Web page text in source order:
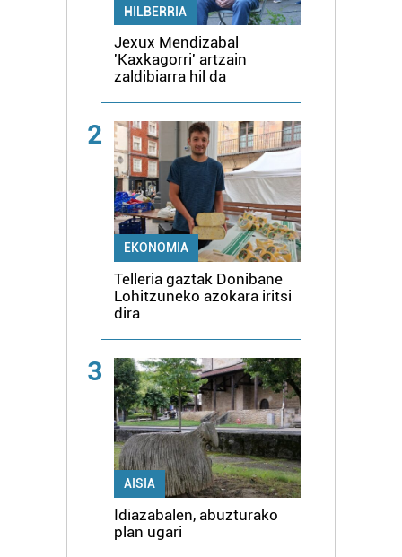
HILBERRIA
Jexux Mendizabal
'Kaxkagorri' artzain
zaldibiarra hil da
2
EKONOMIA
Telleria gaztak Donibane
Lohitzuneko azokara iritsi
dira
3
AISIA
Idiazabalen, abuzturako
plan ugari